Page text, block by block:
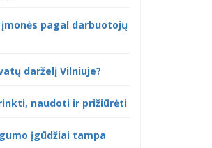
pagal darbuotojų
darželį Vilniuje?
naudoti ir prižiūrėti
įgūdžiai tampa